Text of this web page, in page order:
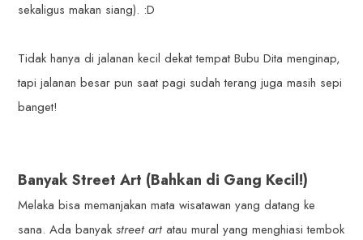
sekaligus makan siang). :D
Tidak hanya di jalanan kecil dekat tempat Bubu Dita menginap,
tapi jalanan besar pun saat pagi sudah terang juga masih sepi
banget!
Banyak Street Art (Bahkan di Gang Kecil!)
Melaka bisa memanjakan mata wisatawan yang datang ke
sana. Ada banyakstreet artatau mural yang menghiasi tembok